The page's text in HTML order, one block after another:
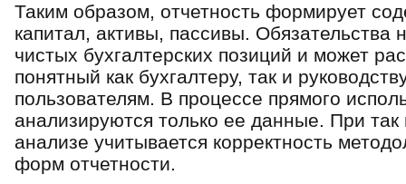
Таким образом, отчетность формирует
капитал, активы, пассивы. Обязательства
чистых бухгалтерских позиций и может
понятный как бухгалтеру, так и
пользователям. В процессе прямого
анализируются только ее данные. При
анализе учитывается корректность
форм отчетности.